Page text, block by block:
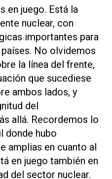
en juego. Está la
nuclear, con
importantes para
No olvidemos
la línea del frente,
que sucediese
ambos lados, y
del
allá. Recordemos lo
donde hubo
amplias en cuanto al
en juego también en
del sector nuclear.